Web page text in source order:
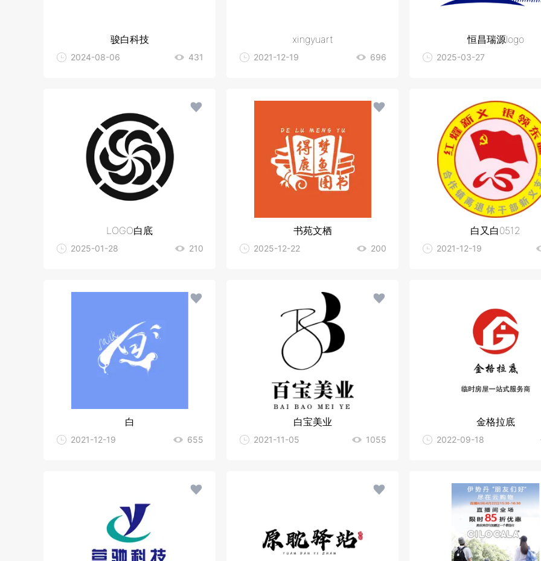
骏白科技
2024-08-06 431
xingyuart
2021-12-19 696
恒昌瑞源logo
2025-03-27
LOGO白底
2025-01-28 210
书苑文栖
2025-12-22 200
白又白0512
2021-12-19
白
2021-12-19 655
白宝美业
2021-11-05 1055
金格拉底
2022-09-18